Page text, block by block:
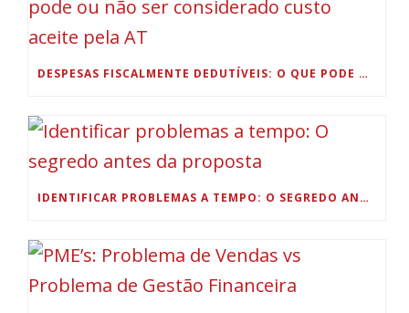
DESPESAS FISCALMENTE DEDUTÍVEIS: O QUE PODE OU NÃO SER CONSIDERADO CUSTO ACEITE PELA AT
IDENTIFICAR PROBLEMAS A TEMPO: O SEGREDO ANTES DA PROPOSTA